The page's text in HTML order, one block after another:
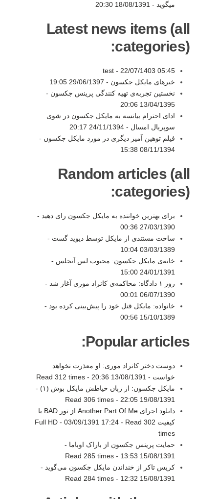
میگوید - 18/08/1391 20:30
Latest news items (all
categories):
test - 22/07/1403 05:45
خبرهای مایکل جکسون - 29/06/1397 19:05
نخستین تجربه‌ی تهیه کنندگی پرینس جکسون -
13/04/1395 20:06
ادای احترام بیانسه به مایکل جکسون در شوی
سوپربال امسال - 24/11/1394 20:17
فیلم توهین آمیز دیگری در مورد مایکل جکسون -
08/11/1394 15:38
Random articles (all
categories):
برای بهترین خواننده به مایکل جکسون رای دهید -
27/03/1390 00:36
ساخت مستندی از مایکل توسط دیوید گست -
03/03/1389 10:04
خانه‌ی مایکل جکسون: محبوب لس آنجلس -
24/01/1391 15:00
روز ۱ دادگاه: محاکمه‌ی کانراد موری آغاز شد -
06/07/1390 00:01
خانواده: مایکل قتل خود را پیش‌بینی کرده بود -
15/10/1389 00:56
Popular articles:
دوست دختر کانراد موری: او معذرت نخواهد
خواست - 13/08/1391 20:36
-
Read 312 times
مایکل جکسون: از زبان خیاطش مایکل بوش (۱) -
19/08/1391 22:05
-
Read 306 times
دانلود اجرای Another Part Of Me از تور BAD با
کیفیت Full HD -
03/09/1391 17:24 - Read 302
times
حمایت پرینس جکسون از باراک اوباما -
15/08/1391 13:53
-
Read 285 times
کریس تاکر از خنداندن مایکل جکسون می‌گوید -
15/08/1391 12:32
-
Read 284 times